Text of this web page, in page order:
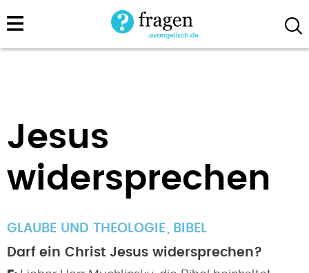
Direkt
zum
Jesus
widersprechen
GLAUBE UND THEOLOGIE
BIBEL
Darf ein Christ Jesus widersprechen?